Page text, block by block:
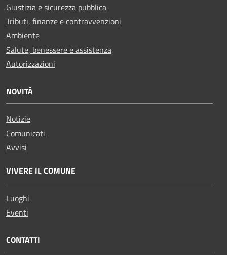
Giustizia e sicurezza pubblica
Tributi, finanze e contravvenzioni
Ambiente
Salute, benessere e assistenza
Autorizzazioni
NOVITÀ
Notizie
Comunicati
Avvisi
VIVERE IL COMUNE
Luoghi
Eventi
CONTATTI